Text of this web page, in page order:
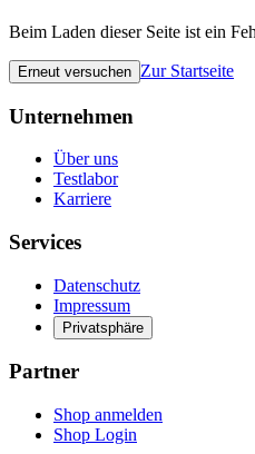
Beim Laden dieser Seite ist ein
Erneut versuchen Zur Startseite
Unternehmen
Über uns
Testlabor
Karriere
Services
Datenschutz
Impressum
Privatsphäre
Partner
Shop anmelden
Shop Login